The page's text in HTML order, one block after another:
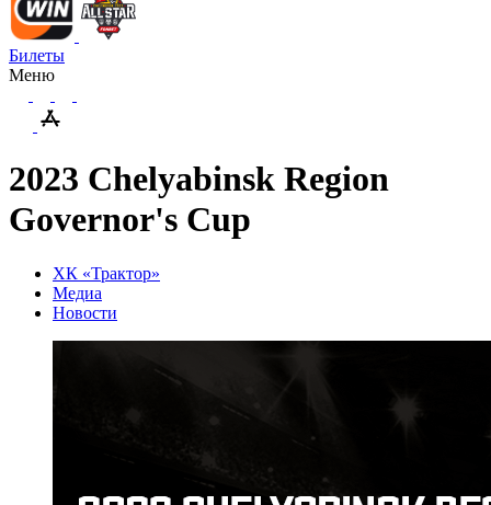
Билеты
Меню
2023 Chelyabinsk Region
Governor's Cup
ХК «Трактор»
Медиа
Новости